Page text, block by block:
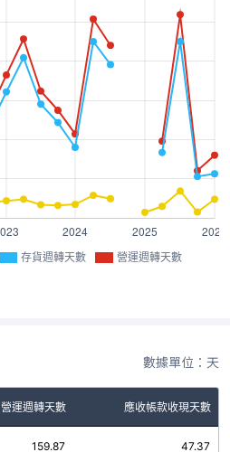
存貨週轉天數 營運週轉天數
數據單位：天
營運週轉天數 應收帳款收現天數
159.87 47.37